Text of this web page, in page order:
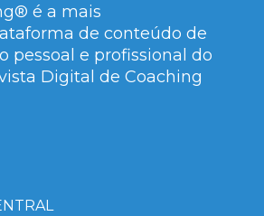
é a mais
de conteúdo de
pessoal e profissional do
Digital de Coaching